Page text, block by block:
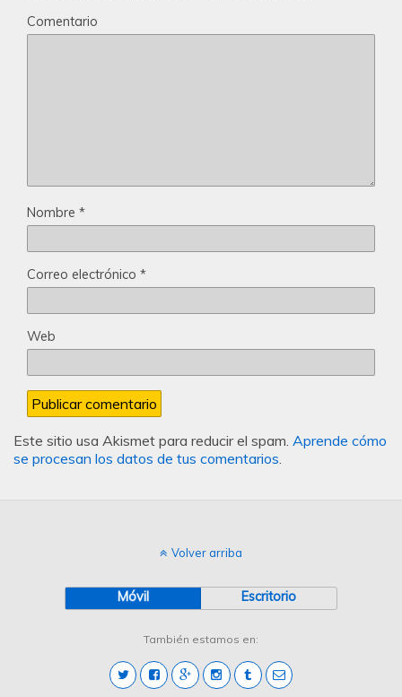
Comentario
Nombre *
Correo electrónico *
Web
Este sitio usa Akismet para reducir el spam. Aprende cómo
se procesan los datos de tus comentarios
Volver arriba
Móvil Escritorio
También estamos en: